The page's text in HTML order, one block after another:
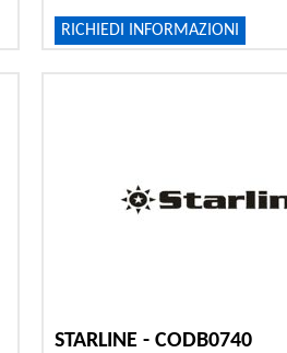
RICHIEDI INFORMAZIONI
STARLINE - CODB0740